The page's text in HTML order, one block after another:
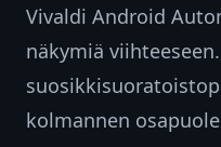
Vivaldi Android
näkymiä
kolmannen